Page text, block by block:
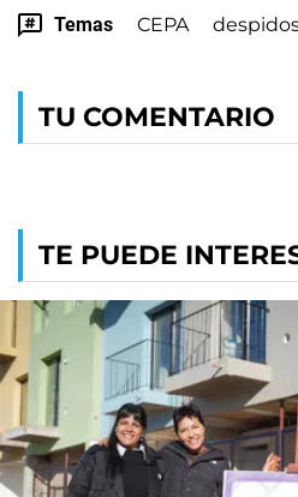
Temas CEPA
TU COMENTARIO
TE PUEDE